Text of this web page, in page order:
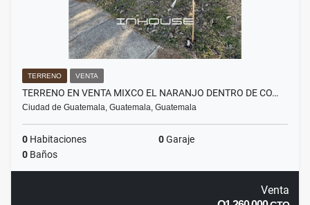
TERRENO VENTA
TERRENO EN VENTA MIXCO EL NARANJO DENTRO DE CO…
Ciudad de Guatemala, Guatemala, Guatemala
0 Habitaciones 0Garaje
0 Baños
Venta